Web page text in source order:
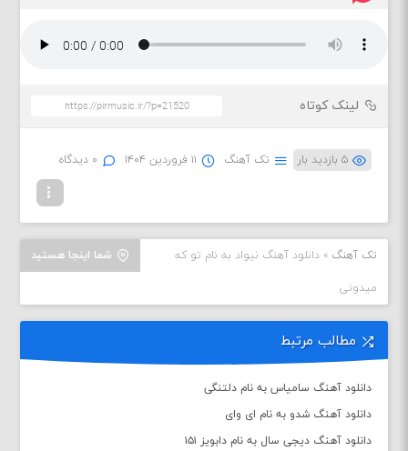
لینک کوتاه
۵ بازدید بار تک آهنگ ۱۱ فروردین ۱۴۰۴ ۰ دیدگاه
شما اینجا هستید تک آهنگ »دانلود آهنگ نیواد به نام تو که
میدونی
مطالب مرتبط
دانلود آهنگ سامیاس به نام دلتنگی
دانلود آهنگ شدو به نام ای وای
دانلود آهنگ دیجی سال به نام دابویز ۱۵۱